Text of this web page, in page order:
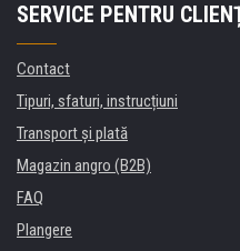
SERVICE PENTRU
Contact
Tipuri, sfaturi, instrucțiuni
Transport şi plată
Magazin angro (B2B)
FAQ
Plangere